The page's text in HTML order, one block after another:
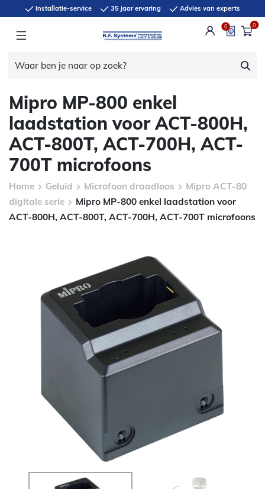
Installatie-service 35 jaar ervaring Advies van experts
0 0
Mipro MP-800 enkel
laadstation voor ACT-800H,
ACT-800T, ACT-700H, ACT-
700T microfoons
Home Geluid Microfoon draadloos
Mipro ACT-80
digitale serie
Mipro MP-800 enkel laadstation voor
ACT-800H, ACT-800T, ACT-700H, ACT-700T microfoons